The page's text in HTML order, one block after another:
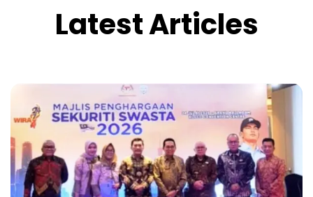
Latest Articles